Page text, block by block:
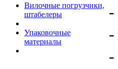
Вилочные погрузчики,
штабелеры
Упаковочные
материалы
-
-
-